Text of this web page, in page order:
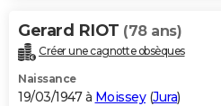
Gerard RIOT (78 ans)
Créer une cagnotte obsèques
Naissance
19/03/1947 à Moissey(Jura)